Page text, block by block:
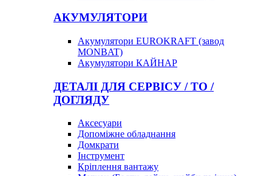
АКУМУЛЯТОРИ
Акумулятори EUROKRAFT (завод
MONBAT)
Акумулятори КАЙНАР
ДЕТАЛІ ДЛЯ СЕРВІСУ / ТО /
ДОГЛЯДУ
Аксесуари
Допоміжне обладнання
Домкрати
Інструмент
Кріплення вантажу